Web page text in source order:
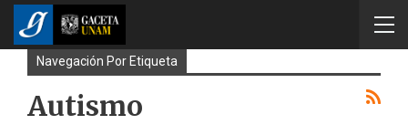
Navegación Por Etiqueta
Autismo